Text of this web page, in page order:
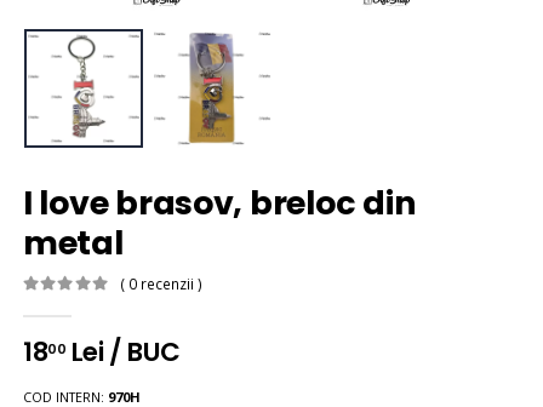
I love brasov, breloc din
metal
( 0 recenzii )
1800 Lei / BUC
COD INTERN: 970H